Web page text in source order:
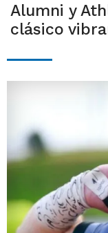
Alumni y
clásico